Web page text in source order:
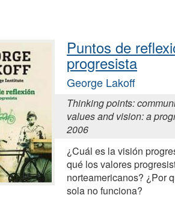
Puntos de
progresista
George Lakoff
Thinking points:
values and vision: a
2006
¿Cuál es la visión
qué los valores
norteamericanos? ¿Por
sola no funciona?